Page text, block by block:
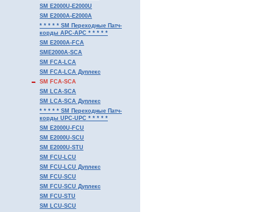
SM E2000U-E2000U
SM E2000A-E2000A
* * * * * SM Переходные Патч-
корды APC-APC * * * * *
SM E2000A-FCA
SME2000A-SCA
SM FCA-LCA
SM FCA-LCA Дуплекс
SM FCA-SCA
SM LCA-SCA
SM LCA-SCA Дуплекс
* * * * * SM Переходные Патч-
корды UPC-UPC * * * * *
SM E2000U-FCU
SM E2000U-SCU
SM E2000U-STU
SM FCU-LCU
SM FCU-LCU Дуплекс
SM FCU-SCU
SM FCU-SCU Дуплекс
SM FCU-STU
SM LCU-SCU